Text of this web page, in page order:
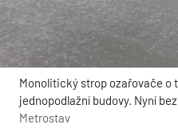
Monolitický strop ozařovače o
jednopodlažní budovy. Nyní
Metrostav